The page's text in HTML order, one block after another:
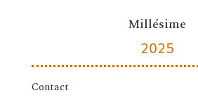
Millésime
2025
Contact